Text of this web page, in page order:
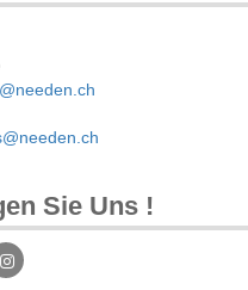
Sie Uns !